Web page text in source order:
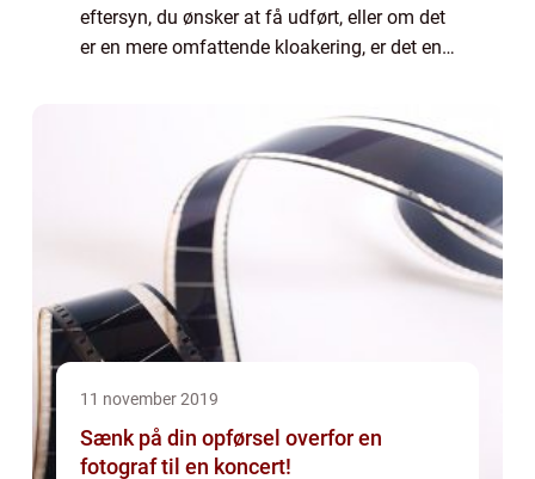
eftersyn, du ønsker at få udført, eller om det
er en mere omfattende kloakering, er det en
11 november 2019
Sænk på din opførsel overfor en
fotograf til en koncert!